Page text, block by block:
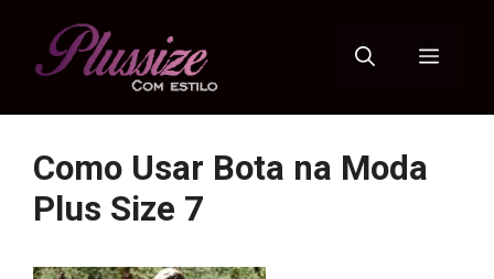
Menu
Como Usar Bota na Moda
Plus Size 7